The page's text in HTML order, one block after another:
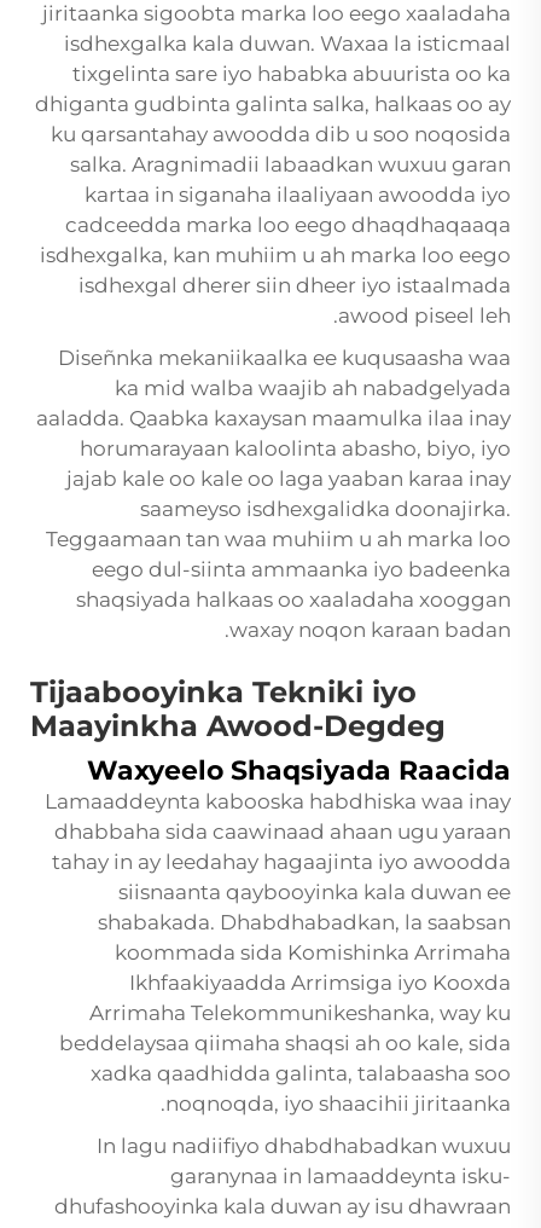
jiritaanka sigoobta marka loo eego xaaladaha
isdhexgalka kala duwan. Waxaa la isticmaal
tixgelinta sare iyo hababka abuurista oo ka
dhiganta gudbinta galinta salka, halkaas oo ay
ku qarsantahay awoodda dib u soo noqosida
salka. Aragnimadii labaadkan wuxuu garan
kartaa in siganaha ilaaliyaan awoodda iyo
cadceedda marka loo eego dhaqdhaqaaqa
isdhexgalka, kan muhiim u ah marka loo eego
isdhexgal dherer siin dheer iyo istaalmada
awood piseel leh.
Diseñnka mekaniikaalka ee kuqusaasha waa
ka mid walba waajib ah nabadgelyada
aaladda. Qaabka kaxaysan maamulka ilaa inay
horumarayaan kaloolinta abasho, biyo, iyo
jajab kale oo kale oo laga yaaban karaa inay
saameyso isdhexgalidka doonajirka.
Teggaamaan tan waa muhiim u ah marka loo
eego dul-siinta ammaanka iyo badeenka
shaqsiyada halkaas oo xaaladaha xooggan
waxay noqon karaan badan.
Tijaabooyinka Tekniki iyo
Maayinkha Awood-Degdeg
Waxyeelo Shaqsiyada Raacida
Lamaaddeynta kabooska habdhiska waa inay
dhabbaha sida caawinaad ahaan ugu yaraan
tahay in ay leedahay hagaajinta iyo awoodda
siisnaanta qaybooyinka kala duwan ee
shabakada. Dhabdhabadkan, la saabsan
koommada sida Komishinka Arrimaha
Ikhfaakiyaadda Arrimsiga iyo Kooxda
Arrimaha Telekommunikeshanka, way ku
beddelaysaa qiimaha shaqsi ah oo kale, sida
xadka qaadhidda galinta, talabaasha soo
noqnoqda, iyo shaacihii jiritaanka.
In lagu nadiifiyo dhabdhabadkan wuxuu
garanynaa in lamaaddeynta isku-
dhufashooyinka kala duwan ay isu dhawraan